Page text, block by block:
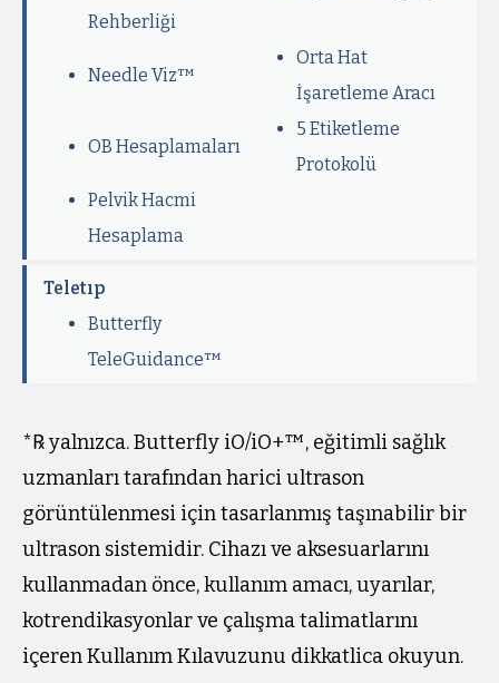
Rehberliği
Needle Viz™
Orta Hat
İşaretleme Aracı
OB Hesaplamaları
5 Etiketleme
Protokolü
Pelvik Hacmi
Hesaplama
Teletıp
Butterfly
TeleGuidance™
*℞ yalnızca. Butterfly iO/iO+™, eğitimli sağlık
uzmanları tarafından harici ultrason
görüntülenmesi için tasarlanmış taşınabilir bir
ultrason sistemidir. Cihazı ve aksesuarlarını
kullanmadan önce, kullanım amacı, uyarılar,
kotrendikasyonlar ve çalışma talimatlarını
içeren Kullanım Kılavuzunu dikkatlica okuyun.